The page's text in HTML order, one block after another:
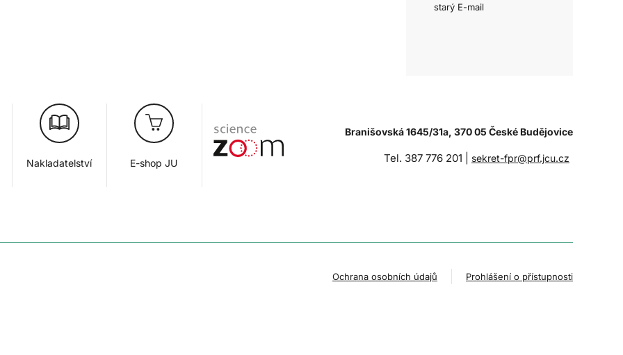
starý E-mail
Nakladatelství E-shop JU
Branišovská 1645/31a, 370 05 České Budějovice
Tel. 387 776 201 | sekret-fpr@prf.jcu.cz
Ochrana osobních údajů Prohlášení o přístupnosti